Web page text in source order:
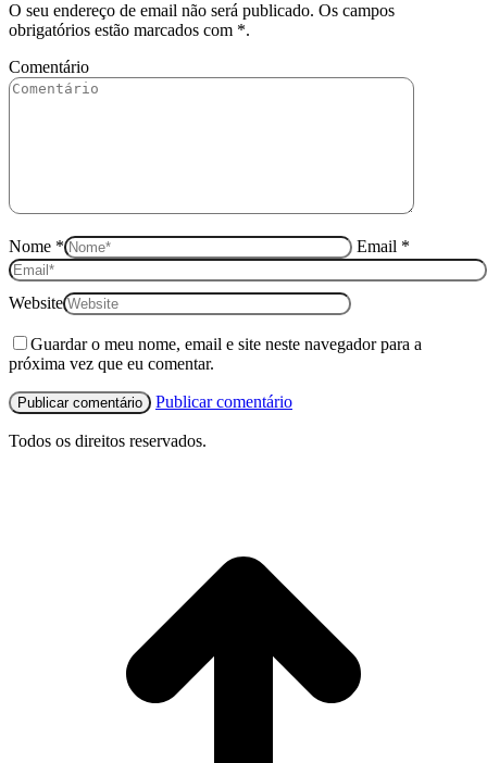
O seu endereço de email não será publicado. Os campos
obrigatórios estão marcados com *.
Comentário
Nome * Email *
Website
Guardar o meu nome, email e site neste navegador para a
próxima vez que eu comentar.
Publicar comentário
Todos os direitos reservados.